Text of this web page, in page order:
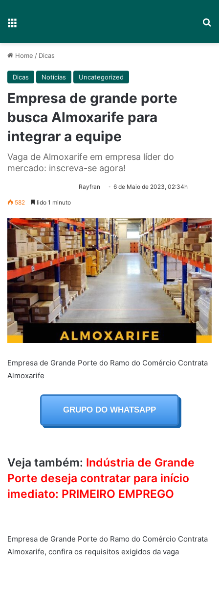
Home / Dicas
Dicas Notícias Uncategorized
Empresa de grande porte
busca Almoxarife para
integrar a equipe
Vaga de Almoxarife em empresa líder do
mercado: inscreva-se agora!
Rayfran 6 de Maio de 2023, 02:34h
582 lido 1 minuto
Empresa de Grande Porte do Ramo do Comércio Contrata
Almoxarife
GRUPO DO WHATSAPP
Veja também: Indústria de Grande
Porte deseja contratar para início
imediato: PRIMEIRO EMPREGO
Empresa de Grande Porte do Ramo do Comércio Contrata
Almoxarife, confira os requisitos exigidos da vaga